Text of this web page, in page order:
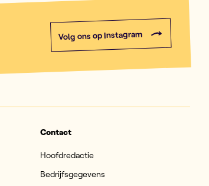
Volg ons op Instagram
Contact
Hoofdredactie
Bedrijfsgegevens